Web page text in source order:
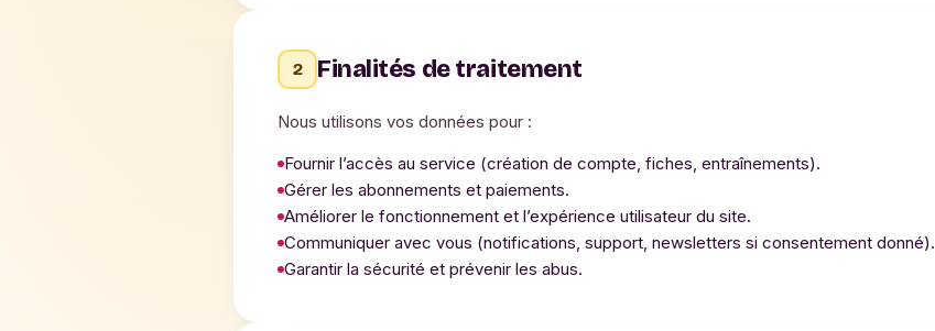
2 Finalités de traitement
Nous utilisons vos données pour :
Fournir l’accès au service (création de compte, fiches, entraînements).
Gérer les abonnements et paiements.
Améliorer le fonctionnement et l’expérience utilisateur du site.
Communiquer avec vous (notifications, support, newsletters si consentement donné).
Garantir la sécurité et prévenir les abus.